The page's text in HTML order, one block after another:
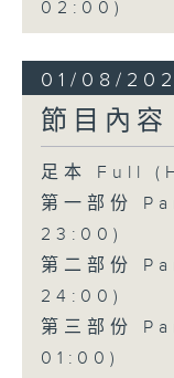
02:00)
01/08/
節目內容
足本 Full
第一部份
23:00)
第二部份
24:00)
第三部份
01:00)